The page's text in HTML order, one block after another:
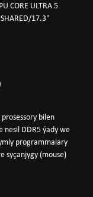
CORE ULTRA 5
17.3"
bilen
nesil DDR5 ýady we
programmalary
syçanjygy (mouse)